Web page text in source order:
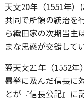
天文20年（1551年
共同で所領の統治を
ら織田家の次期当主
まな思惑が交錯して
翌天文21年（1552
暴挙に及んだ信長に
とが『信長公記』に